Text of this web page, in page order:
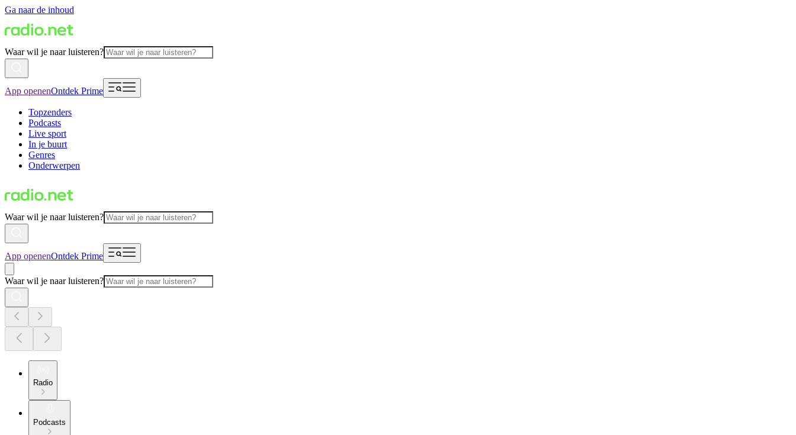
Ga naar de inhoud
Waar wil je naar luisteren?
App openenOntdek Prime
Topzenders
Podcasts
Live sport
In je buurt
Genres
Onderwerpen
Waar wil je naar luisteren?
App openenOntdek Prime
Waar wil je naar luisteren?
Radio
Podcasts